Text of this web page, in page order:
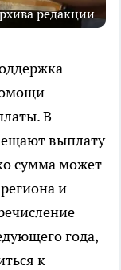
редакции
В
выплату
сумма может
и
года,
к